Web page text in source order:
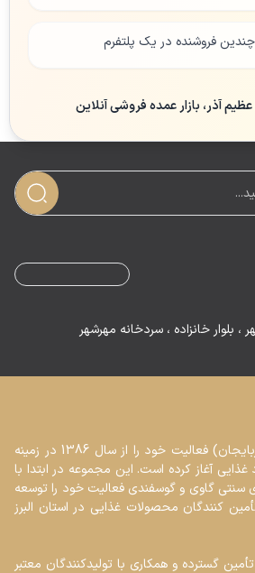
فروشنده در یک پلتفرم
| عظیم آذر، بازار عمده فروشی آنلاین